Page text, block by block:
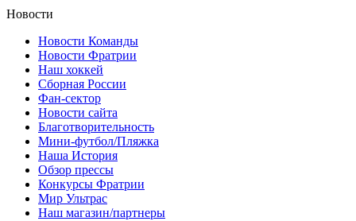
Новости
Новости Команды
Новости Фратрии
Наш хоккей
Сборная России
Фан-cектор
Новости сайта
Благотворительность
Мини-футбол/Пляжка
Наша История
Обзор прессы
Конкурсы Фратрии
Мир Ультрас
Наш магазин/партнеры